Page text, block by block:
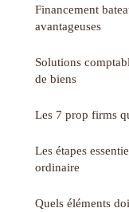
Financement
avantageuses
Solutions
de biens
Les 7 prop firms
Les étapes
ordinaire
Quels éléments